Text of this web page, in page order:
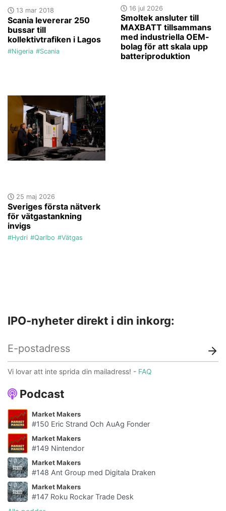
13 mar 2018
Scania levererar 250
bussar till
kollektivtrafiken i Lagos
#Nigeria #Scania
16 jul 2026
Smoltek ansluter till
MAXBATT tillsammans
med industriella OEM-
bolag för att skala upp
batteriproduktion
25 maj 2026
Sveriges första nätverk
för vätgastankning
invigs
#Hydri #Qarlbo #Vätgas
Podcast
Market Makers
#150 Eric Strand Och AuAg Fonder
Market Makers
#149 Nintendor
Market Makers
#148 Ant Group med Digitala Draken
Market Makers
#147 Roku Rockar Trade Desk
IPO-nyheter direkt i din inkorg:
Vi lovar att inte sprida din mailadress! - FAQ